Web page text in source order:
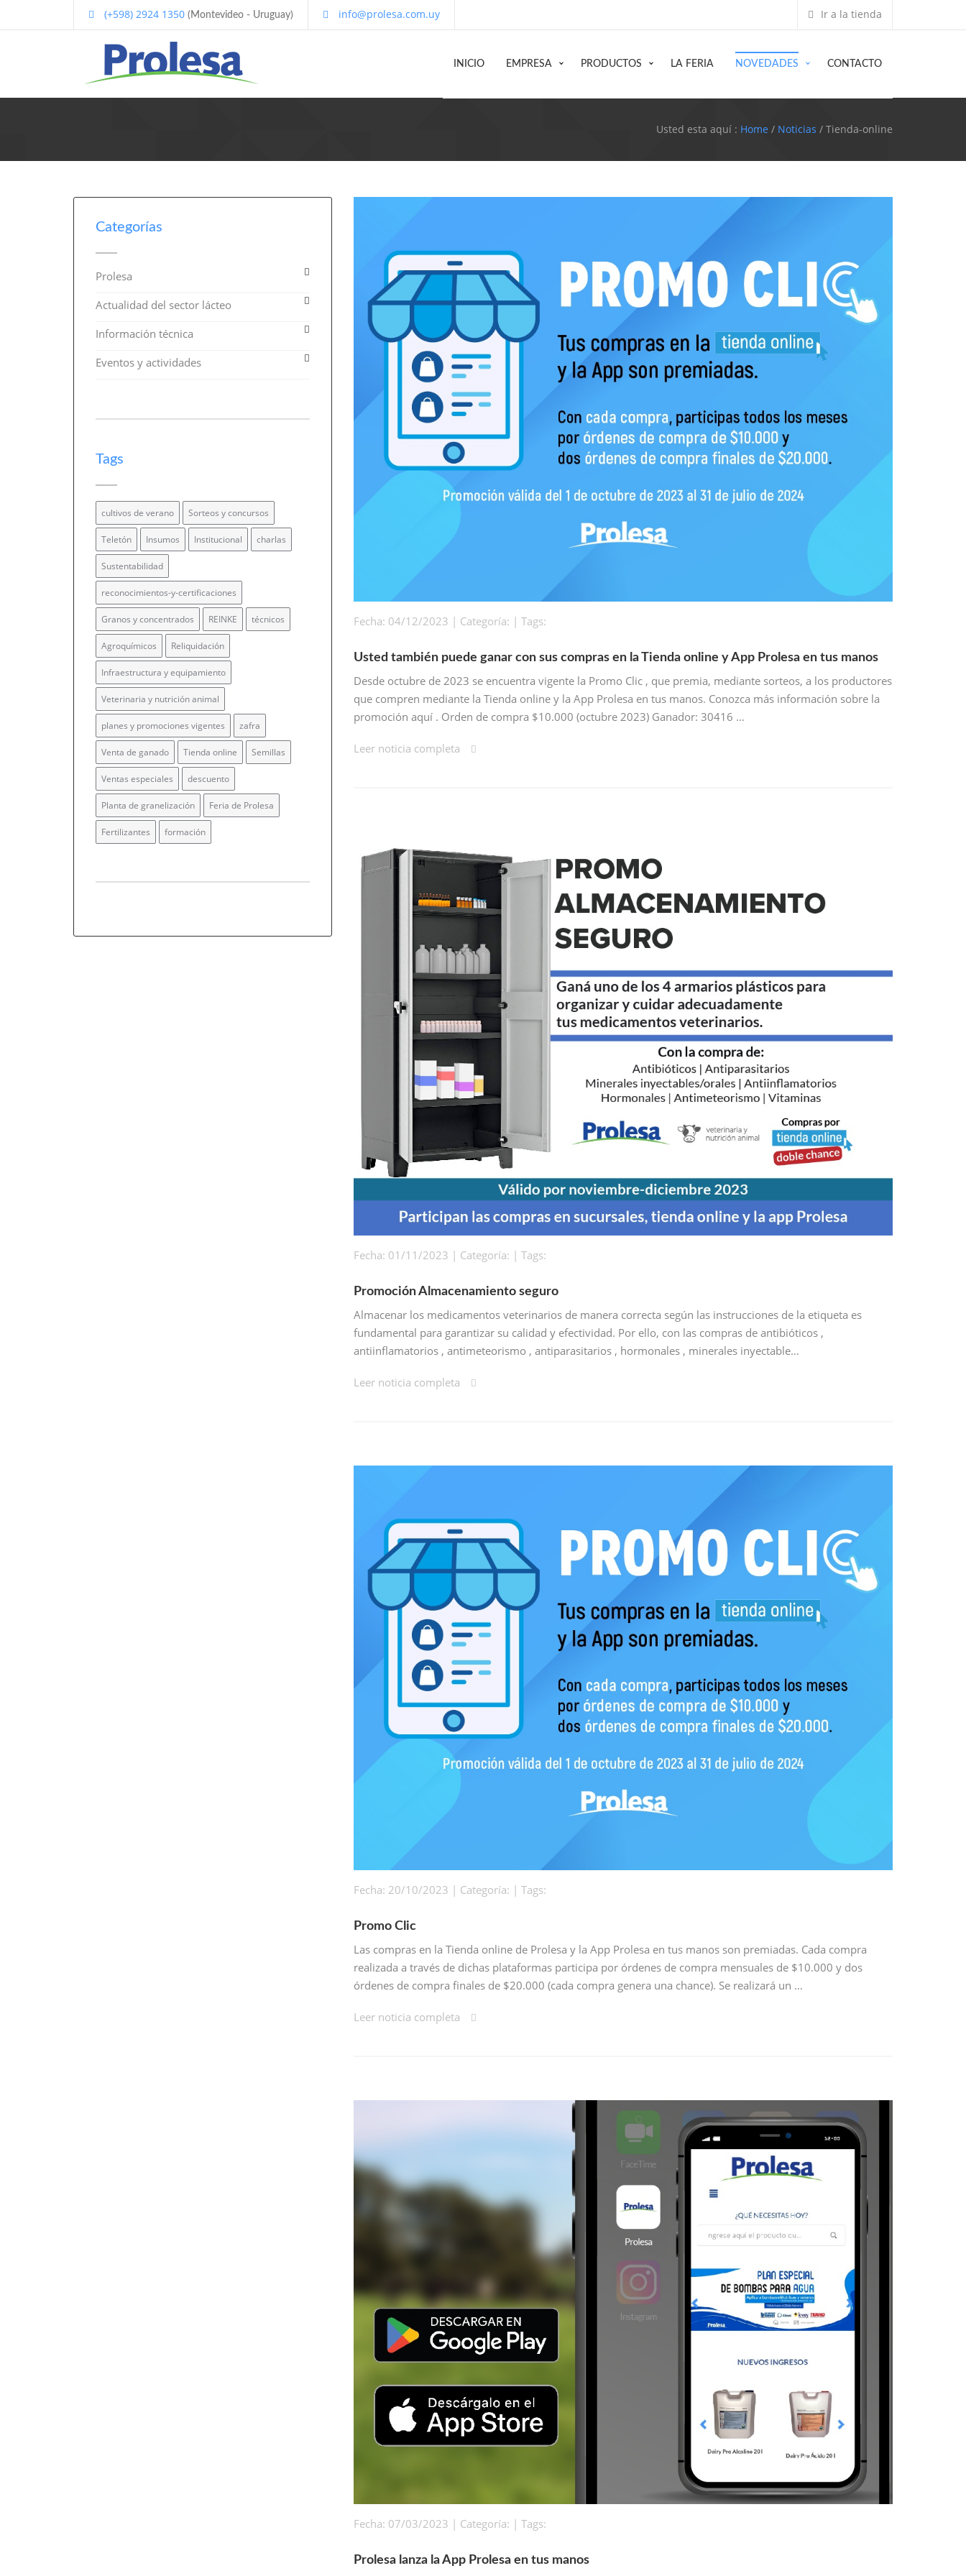
(+598) 2924 1350 (Montevideo - Uruguay) info@prolesa.com.uy Ir a la tienda
INICIO EMPRESA PRODUCTOS LA FERIA NOVEDADES CONTACTO
Usted esta aquí : Home / Noticias / Tienda-online
Categorías
Prolesa
Actualidad del sector lácteo
Información técnica
Eventos y actividades
Tags
cultivos de verano Sorteos y concursos
Teletón Insumos Institucional charlas
Sustentabilidad
reconocimientos-y-certificaciones
Granos y concentrados REINKE técnicos
Agroquímicos Reliquidación
Infraestructura y equipamiento
Veterinaria y nutrición animal
planes y promociones vigentes zafra
Venta de ganado Tienda online Semillas
Ventas especiales descuento
Planta de granelización Feria de Prolesa
Fertilizantes formación
Fecha: 04/12/2023 | Categoría: | Tags:
Usted también puede ganar con sus compras en la Tienda online y App Prolesa en tus manos
Desde octubre de 2023 se encuentra vigente la Promo Clic , que premia, mediante sorteos, a los productores
que compren mediante la Tienda online y la App Prolesa en tus manos. Conozca más información sobre la
promoción aquí . Orden de compra $10.000 (octubre 2023) Ganador: 30416 …
Leer noticia completa
Fecha: 01/11/2023 | Categoría: | Tags:
Promoción Almacenamiento seguro
Almacenar los medicamentos veterinarios de manera correcta según las instrucciones de la etiqueta es
fundamental para garantizar su calidad y efectividad. Por ello, con las compras de antibióticos ,
antiinflamatorios , antimeteorismo , antiparasitarios , hormonales , minerales inyectable…
Leer noticia completa
Fecha: 20/10/2023 | Categoría: | Tags:
Promo Clic
Las compras en la Tienda online de Prolesa y la App Prolesa en tus manos son premiadas. Cada compra
realizada a través de dichas plataformas participa por órdenes de compra mensuales de $10.000 y dos
órdenes de compra finales de $20.000 (cada compra genera una chance). Se realizará un …
Leer noticia completa
Fecha: 07/03/2023 | Categoría: | Tags:
Prolesa lanza la App Prolesa en tus manos